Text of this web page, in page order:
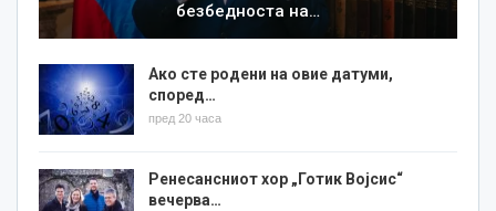
безбедноста на…
Ако сте родени на овие датуми,
според…
пред 20 часа
Ренесансниот хор „Готик Војсис“
вечерва…